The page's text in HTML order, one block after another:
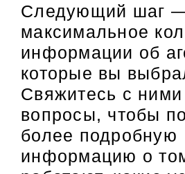
Следующий шаг —
максимальное
информации об
которые вы
Свяжитесь с ними
вопросы, чтобы
более подробную
информацию о